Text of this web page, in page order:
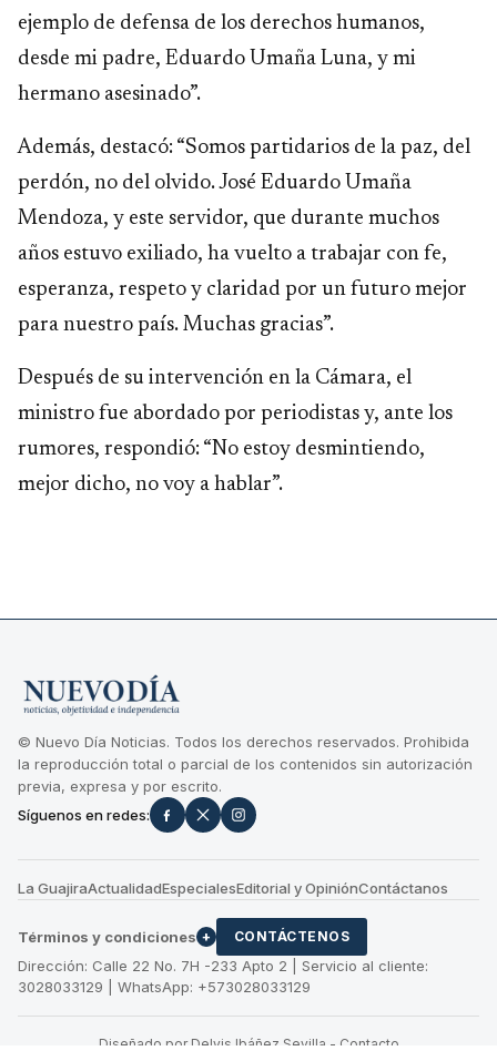
ejemplo de defensa de los derechos humanos,
desde mi padre, Eduardo Umaña Luna, y mi
hermano asesinado”.
Además, destacó: “Somos partidarios de la paz, del
perdón, no del olvido. José Eduardo Umaña
Mendoza, y este servidor, que durante muchos
años estuvo exiliado, ha vuelto a trabajar con fe,
esperanza, respeto y claridad por un futuro mejor
para nuestro país. Muchas gracias”.
Después de su intervención en la Cámara, el
ministro fue abordado por periodistas y, ante los
rumores, respondió: “No estoy desmintiendo,
mejor dicho, no voy a hablar”.
© Nuevo Día Noticias. Todos los derechos reservados. Prohibida
la reproducción total o parcial de los contenidos sin autorización
previa, expresa y por escrito.
Síguenos en redes:
La GuajiraActualidadEspecialesEditorial y OpiniónContáctanos
Términos y condiciones + CONTÁCTENOS
Dirección: Calle 22 No. 7H -233 Apto 2 | Servicio al cliente:
3028033129 | WhatsApp: +573028033129
Diseñado por Delvis Ibáñez Sevilla - Contacto